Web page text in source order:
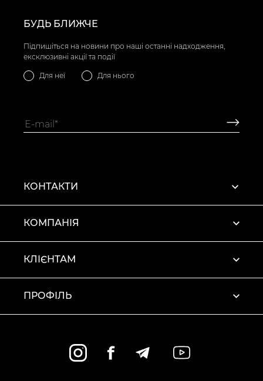
БУДЬ БЛИЖЧЕ
Підпишіться на новини про наші останні надходження,
ексклюзивні акції та події
Для неї Для нього
КОНТАКТИ
КОМПАНІЯ
КЛІЄНТАМ
ПРОФІЛЬ